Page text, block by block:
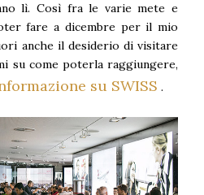
lì. Così fra le varie mete e
fare a dicembre per il mio
anche il desiderio di visitare
su come poterla raggiungere,
su SWISS .